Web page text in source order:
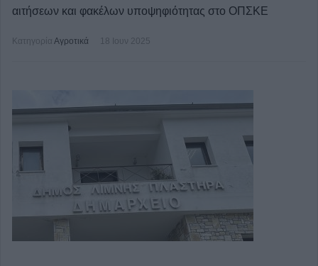
αιτήσεων και φακέλων υποψηφιότητας στο ΟΠΣΚΕ
Κατηγορία Αγροτικά 18 Ιουν 2025